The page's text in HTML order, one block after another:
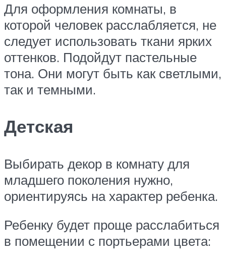
Для оформления комнаты, в
которой человек расслабляется, не
следует использовать ткани ярких
оттенков. Подойдут пастельные
тона. Они могут быть как светлыми,
так и темными.
Детская
Выбирать декор в комнату для
младшего поколения нужно,
ориентируясь на характер ребенка.
Ребенку будет проще расслабиться
в помещении с портьерами цвета: